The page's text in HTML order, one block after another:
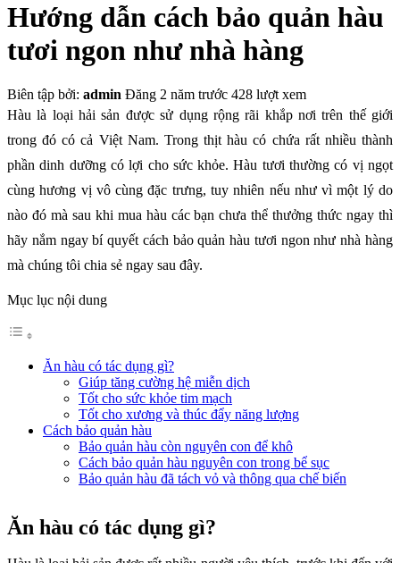
Hướng dẫn cách bảo quản hàu
tươi ngon như nhà hàng
Biên tập bởi: admin Đăng 2 năm trước 428 lượt xem
Hàu là loại hải sản được sử dụng rộng rãi khắp nơi trên thế giới
trong đó có cả Việt Nam. Trong thịt hàu có chứa rất nhiều thành
phần dinh dưỡng có lợi cho sức khỏe. Hàu tươi thường có vị ngọt
cùng hương vị vô cùng đặc trưng, tuy nhiên nếu như vì một lý do
nào đó mà sau khi mua hàu các bạn chưa thể thưởng thức ngay thì
hãy nắm ngay bí quyết cách bảo quản hàu tươi ngon như nhà hàng
mà chúng tôi chia sẻ ngay sau đây.
Mục lục nội dung
Ăn hàu có tác dụng gì?
Giúp tăng cường hệ miễn dịch
Tốt cho sức khỏe tim mạch
Tốt cho xương và thúc đẩy năng lượng
Cách bảo quản hàu
Bảo quản hàu còn nguyên con để khô
Cách bảo quản hàu nguyên con trong bể sục
Bảo quản hàu đã tách vỏ và thông qua chế biến
Ăn hàu có tác dụng gì?